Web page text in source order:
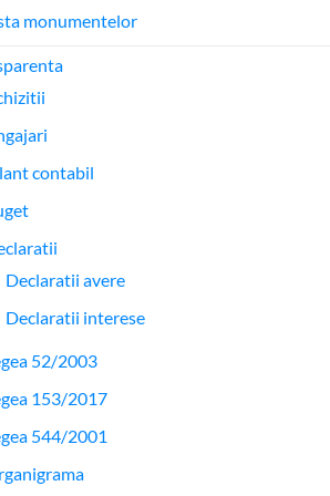
monumentelor
contabil
Declaratii avere
Declaratii interese
52/2003
153/2017
544/2001